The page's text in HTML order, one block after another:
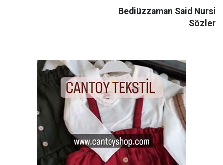
Bediüzzaman Said Nursi
Sözler